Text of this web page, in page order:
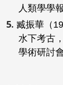
人類學學報
臧振華（
水下考古
學術研討